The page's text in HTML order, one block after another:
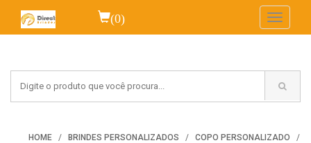
(0)
Toggle
HOME BRINDES PERSONALIZADOS COPO PERSONALIZADO